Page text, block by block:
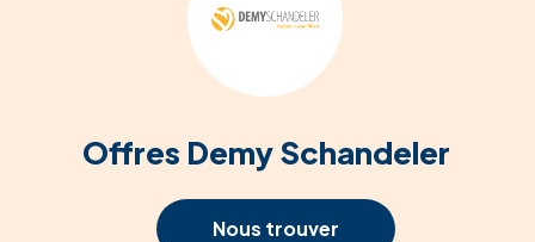
Offres Demy Schandeler
Nous trouver